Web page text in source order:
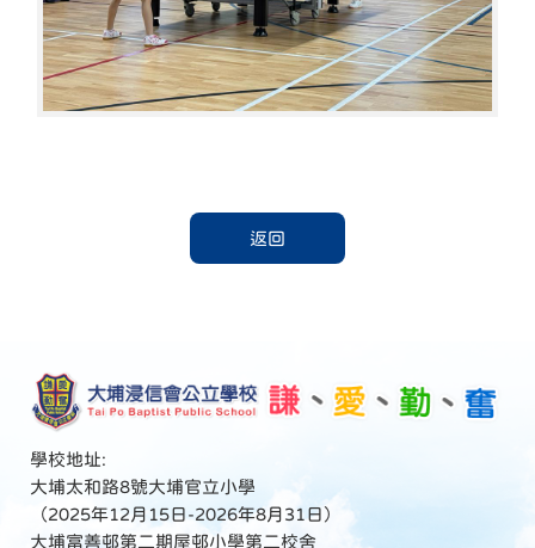
返回
學校地址:
大埔太和路8號大埔官立小學
（2025年12月15日-2026年8月31日）
大埔富善邨第二期屋邨小學第二校舍